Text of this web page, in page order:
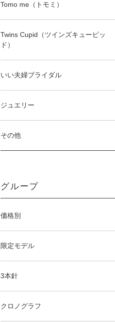
Tomo me（トモミ）
Twins Cupid（ツインズキューピッ
ド）
いい夫婦ブライダル
ジュエリー
その他
グループ
価格別
限定モデル
3本針
クロノグラフ